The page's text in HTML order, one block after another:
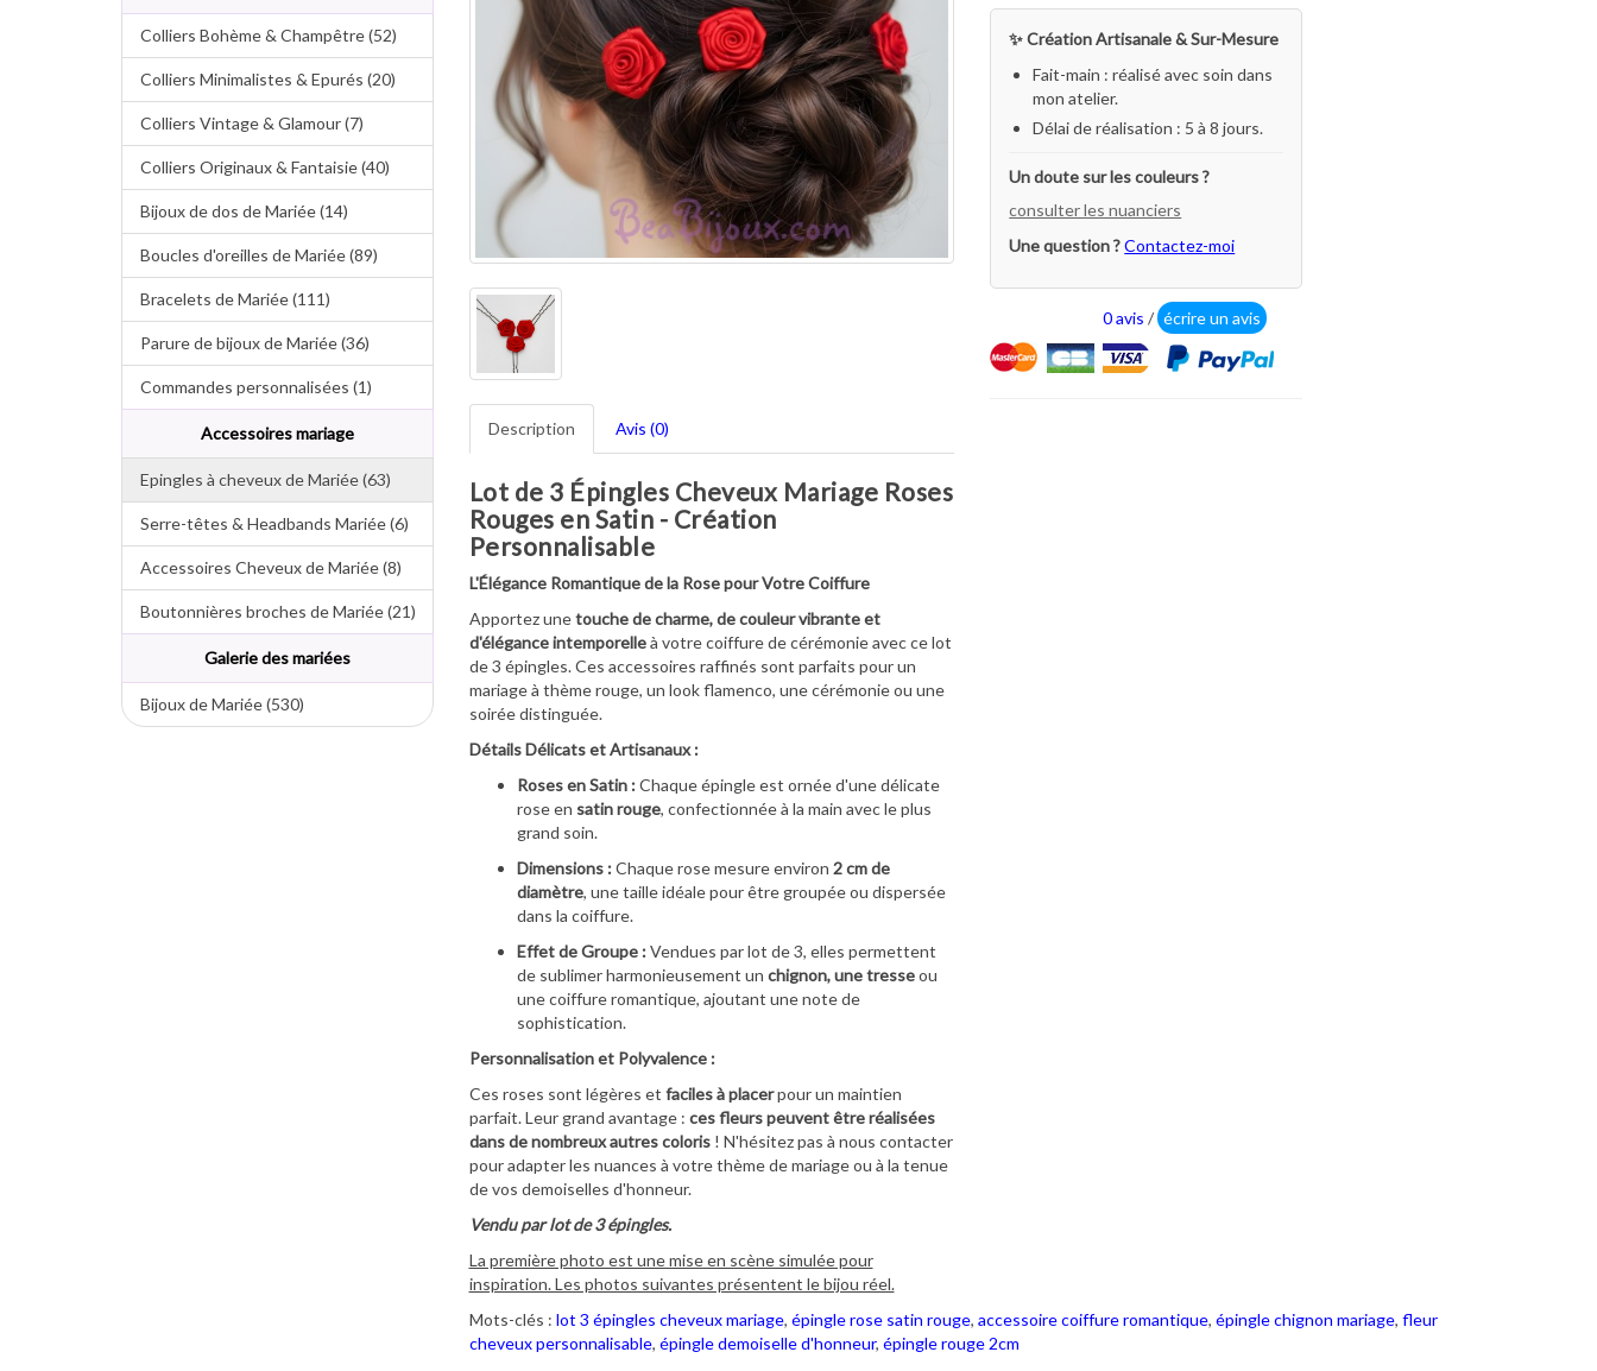
Colliers Bohème & Champêtre (52)
Colliers Minimalistes & Epurés (20)
Colliers Vintage & Glamour (7)
Colliers Originaux & Fantaisie (40)
Bijoux de dos de Mariée (14)
Boucles d'oreilles de Mariée (89)
Bracelets de Mariée (111)
Parure de bijoux de Mariée (36)
Commandes personnalisées (1)
Accessoires mariage
Epingles à cheveux de Mariée (63)
Serre-têtes & Headbands Mariée (6)
Accessoires Cheveux de Mariée (8)
Boutonnières broches de Mariée (21)
Galerie des mariées
Bijoux de Mariée (530)
Description Avis (0)
Lot de 3 Épingles Cheveux Mariage Roses
Rouges en Satin - Création
Personnalisable
L'Élégance Romantique de la Rose pour Votre Coiffure
Apportez unetouche de charme, de couleur vibrante et
d'élégance intemporelleà votre coiffure de cérémonie avec ce lot
de 3 épingles. Ces accessoires raffinés sont parfaits pour un
mariage à thème rouge, un look flamenco, une cérémonie ou une
soirée distinguée.
Détails Délicats et Artisanaux :
Roses en Satin :Chaque épingle est ornée d'une délicate
rose en satin rouge, confectionnée à la main avec le plus
grand soin.
Dimensions :Chaque rose mesure environ 2 cm de
diamètre, une taille idéale pour être groupée ou dispersée
dans la coiffure.
Effet de Groupe :Vendues par lot de 3, elles permettent
de sublimer harmonieusement un chignon, une tresseou
une coiffure romantique, ajoutant une note de
sophistication.
Personnalisation et Polyvalence :
Ces roses sont légères et faciles à placerpour un maintien
parfait. Leur grand avantage : ces fleurs peuvent être réalisées
dans de nombreux autres coloris! N'hésitez pas à nous contacter
pour adapter les nuances à votre thème de mariage ou à la tenue
de vos demoiselles d'honneur.
Vendu par lot de 3 épingles.
La première photo est une mise en scène simulée pour
inspiration. Les photos suivantes présentent le bijou réel.
✨ Création Artisanale & Sur-Mesure
Fait-main : réalisé avec soin dans
mon atelier.
Délai de réalisation : 5 à 8 jours.
Un doute sur les couleurs ?
consulter les nuanciers
Une question ?Contactez-moi
0 avis / écrire un avis
Mots-clés : lot 3 épingles cheveux mariage, épingle rose satin rouge, accessoire coiffure romantique, épingle chignon mariage, fleur
cheveux personnalisable, épingle demoiselle d'honneur, épingle rouge 2cm